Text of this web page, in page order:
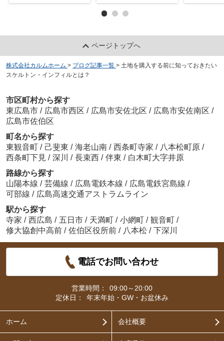
ページトップへ
株式会社カルムホーム > ブログ記事一覧 > 土地を購入する前に知っておきたい
スケルトン・インフィルとは？
市区町村から探す
東広島市 / 広島市西区 / 広島市安佐北区 / 広島市安佐南区 /
広島市佐伯区
町名から探す
東観音町 / 己斐東 / 海老山南 / 西条町寺家 / 八本松町原 /
西条町下見 / 深川 / 長束西 / 伴東 / 白木町大字井原
路線から探す
山陽本線 / 芸備線 / 広島電鉄本線 / 広島電鉄宮島線 /
可部線 / 広島高速交通アストラムライン
駅から探す
寺家 / 西広島 / 五日市 / 天満町 / 小網町 / 観音町 /
修大協創中高前 / 佐伯区役所前 / 八本松 / 下深川
電話でお問い合わせ
営業時間：
09:00～20:00
定休日：
年末年始・GW・お盆休み
ホーム 会社概要